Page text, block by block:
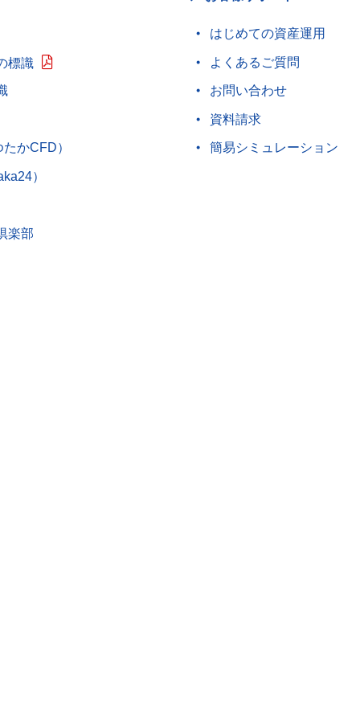
標識
かCFD）
）
楽部
はじめての資産運用
よくあるご質問
お問い合わせ
資料請求
簡易シミュレーション